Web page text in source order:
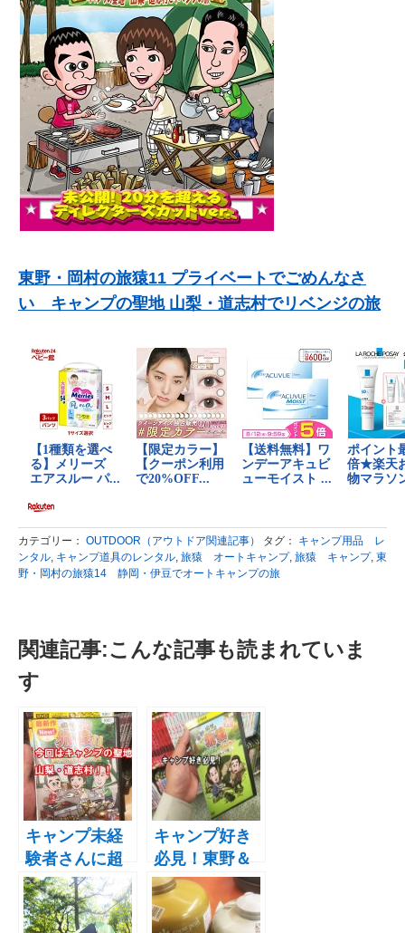
東野・岡村の旅猿11 プライベートでごめんなさ
い キャンプの聖地 山梨・道志村でリベンジの旅
カテゴリー： OUTDOOR（アウトドア関連記事） タグ： キャンプ用品 レ
ンタル, キャンプ道具のレンタル, 旅猿 オートキャンプ, 旅猿 キャンプ, 東
野・岡村の旅猿14 静岡・伊豆でオートキャンプの旅
関連記事:こんな記事も読まれていま
す
キャンプ未経
験者さんに超
おすすめのＤ
ＶＤ！東野・
岡村の旅猿11
キャンプ好き
必見！東野＆
岡村の旅猿~プ
ライベートで
ごめんなさい~